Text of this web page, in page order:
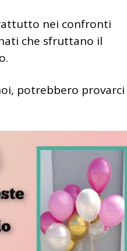
nei confronti
che sfruttano il
potrebbero provarci